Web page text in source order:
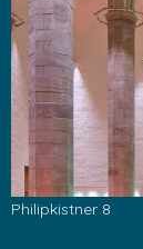
Philipkistner 8